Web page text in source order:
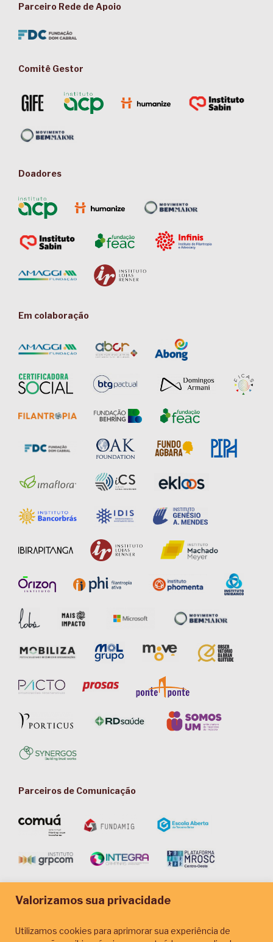
Valorizamos sua privacidade
Utilizamos cookies para aprimorar sua experiência de
Parceiro Rede de Apoio
Comitê Gestor
Doadores
Em colaboração
Parceiros de Comunicação